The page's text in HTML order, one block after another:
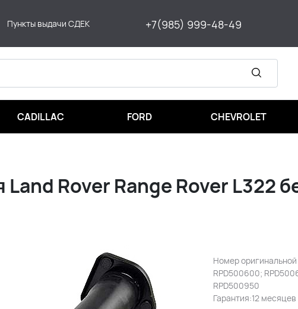
Пункты выдачи СДЕК +7(985) 999-48-49
CADILLAC FORD CHEVROLET
Rover Range Rover L322
Номер
RPD500600;
RPD500950
Гарантия:12 месяцев